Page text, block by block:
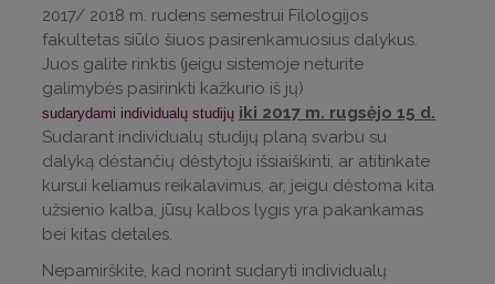
2017/ 2018 m. rudens semestrui Filologijos
fakultetas siūlo šiuos pasirenkamuosius dalykus.
Juos galite rinktis (jeigu sistemoje neturite
galimybės pasirinkti kažkurio iš jų)
sudarydami individualų studijų iki 2017 m. rugsėjo 15 d.
Sudarant individualų studijų planą svarbu su
dalyką dėstančių dėstytoju išsiaiškinti, ar atitinkate
kursui keliamus reikalavimus, ar, jeigu dėstoma kita
užsienio kalba, jūsų kalbos lygis yra pakankamas
bei kitas detales.
Nepamirškite, kad norint sudaryti individualų